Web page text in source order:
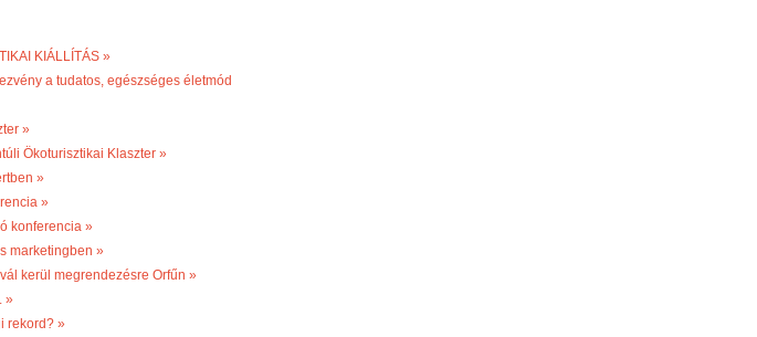
KIÁLLÍTÁS »
a tudatos, egészséges életmód
»
Ökoturisztikai Klaszter »
»
»
konferencia »
marketingben »
kerül megrendezésre Orfűn »
»
rekord? »